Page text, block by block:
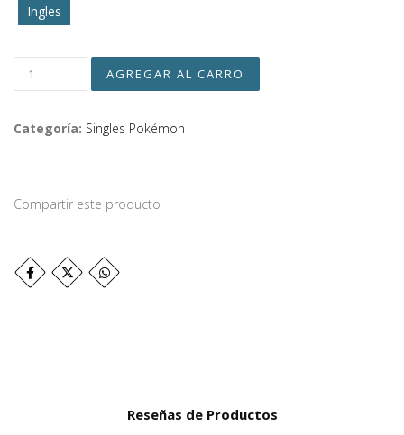
Ingles
Categoría: Singles Pokémon
Compartir este producto
Reseñas de Productos